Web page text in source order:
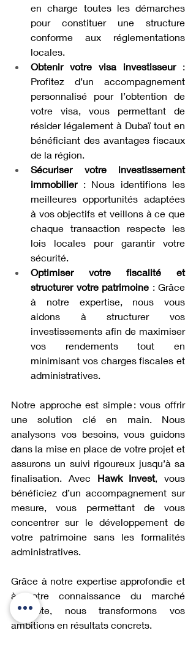
en charge toutes les démarches
pour constituer une structure
conforme aux réglementations
locales.
Obtenir votre visa investisseur :
Profitez d’un accompagnement
personnalisé pour l’obtention de
votre visa, vous permettant de
résider légalement à Dubaï tout en
bénéficiant des avantages fiscaux
de la région.
Sécuriser votre investissement
immobilier : Nous identifions les
meilleures opportunités adaptées
à vos objectifs et veillons à ce que
chaque transaction respecte les
lois locales pour garantir votre
sécurité.
Optimiser votre fiscalité et
structurer votre patrimoine : Grâce
à notre expertise, nous vous
aidons à structurer vos
investissements afin de maximiser
vos rendements tout en
minimisant vos charges fiscales et
administratives.
Notre approche est simple : vous offrir
une solution clé en main. Nous
analysons vos besoins, vous guidons
dans la mise en place de votre projet et
assurons un suivi rigoureux jusqu’à sa
finalisation. Avec Hawk Invest, vous
bénéficiez d’un accompagnement sur
mesure, vous permettant de vous
concentrer sur le développement de
votre patrimoine sans les formalités
administratives.
Grâce à notre expertise approfondie et
à notre connaissance du marché
dubaïote, nous transformons vos
ambitions en résultats concrets.